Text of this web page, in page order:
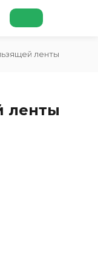
ленты
ленты